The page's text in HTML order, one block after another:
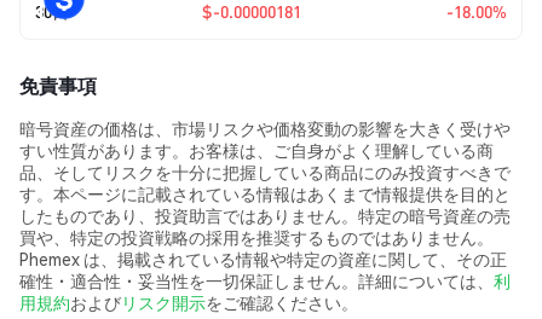
30日 $-0.00000181 -18.00%
免責事項
暗号資産の価格は、市場リスクや価格変動の影響を大きく受けや
すい性質があります。お客様は、ご自身がよく理解している商
品、そしてリスクを十分に把握している商品にのみ投資すべきで
す。本ページに記載されている情報はあくまで情報提供を目的と
したものであり、投資助言ではありません。特定の暗号資産の売
買や、特定の投資戦略の採用を推奨するものではありません。
Phemex は、掲載されている情報や特定の資産に関して、その正
確性・適合性・妥当性を一切保証しません。詳細については、 利
用規約およびリスク開示をご確認ください。